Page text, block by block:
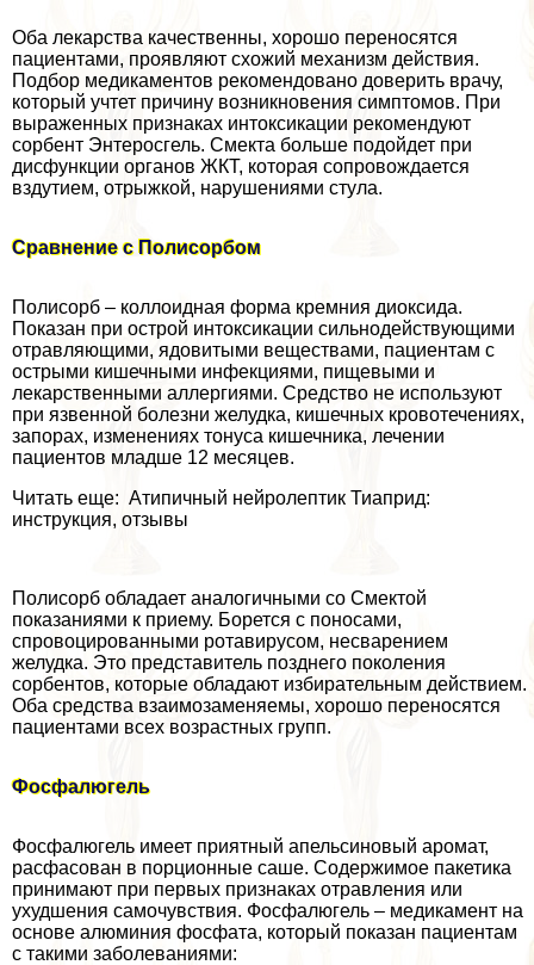
Оба лекарства качественны, хорошо переносятся
пациентами, проявляют схожий механизм действия.
Подбор медикаментов рекомендовано доверить врачу,
который учтет причину возникновения симптомов. При
выраженных признаках интоксикации рекомендуют
сорбент Энтеросгель. Смекта больше подойдет при
дисфункции органов ЖКТ, которая сопровождается
вздутием, отрыжкой, нарушениями стула.
Сравнение с Полисорбом
Полисорб – коллоидная форма кремния диоксида.
Показан при острой интоксикации сильнодействующими
отравляющими, ядовитыми веществами, пациентам с
острыми кишечными инфекциями, пищевыми и
лекарственными аллергиями. Средство не используют
при язвенной болезни желудка, кишечных кровотечениях,
запорах, изменениях тонуса кишечника, лечении
пациентов младше 12 месяцев.
Читать еще: Атипичный нейролептик Тиаприд:
инструкция, отзывы
Полисорб обладает аналогичными со Смектой
показаниями к приему. Борется с поносами,
спровоцированными ротавирусом, несварением
желудка. Это представитель позднего поколения
сорбентов, которые обладают избирательным действием.
Оба средства взаимозаменяемы, хорошо переносятся
пациентами всех возрастных групп.
Фосфалюгель
Фосфалюгель имеет приятный апельсиновый аромат,
расфасован в порционные саше. Содержимое пакетика
принимают при первых признаках отравления или
ухудшения самочувствия. Фосфалюгель – медикамент на
основе алюминия фосфата, который показан пациентам
с такими заболеваниями: